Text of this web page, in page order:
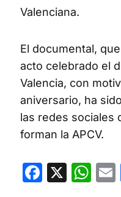
Valenciana.
El documental,
acto celebrado el
Valencia, con
aniversario, ha
las redes sociales
forman la APCV.
X